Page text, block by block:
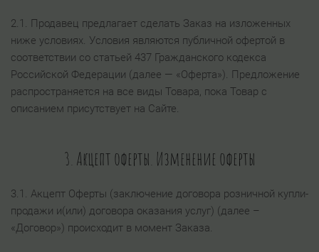
2.1. Продавец предлагает сделать Заказ на изложенных
ниже условиях. Условия являются публичной офертой в
соответствии со статьей 437 Гражданского кодекса
Российской Федерации (далее — «Оферта»). Предложение
распространяется на все виды Товара, пока Товар с
описанием присутствует на Сайте.
3. Акцепт оферты. Изменение оферты
3.1. Акцепт Оферты (заключение договора розничной купли-
продажи и(или) договора оказания услуг) (далее –
«Договор») происходит в момент Заказа.